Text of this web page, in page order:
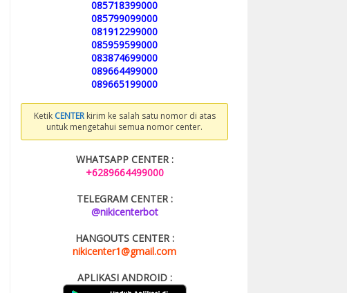
085718399000
085799099000
081912299000
085959599000
083874699000
089664499000
089665199000
Ketik CENTERkirim ke salah satu nomor di atas
untuk mengetahui semua nomor center.
WHATSAPP CENTER :
+6289664499000
TELEGRAM CENTER :
@nikicenterbot
HANGOUTS CENTER :
nikicenter1@gmail.com
APLIKASI ANDROID :